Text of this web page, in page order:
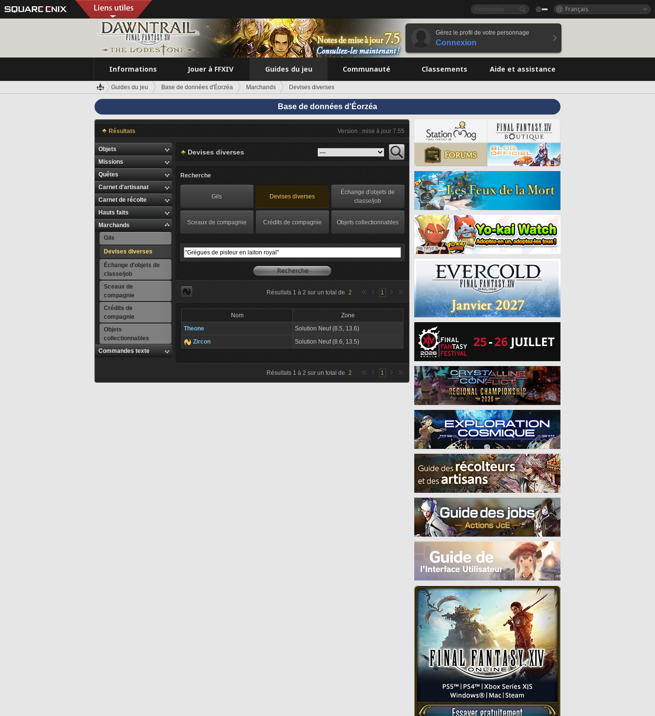
Français
Gérez le profil de votre personnage
Connexion
Informations Jouer à FFXIV Guides du jeu Communauté Classements Aide et assistance
Guides du jeu Base de données d'Éorzéa Marchands Devises diverses
Base de données d'Éorzéa
Résultats Version : mise à jour 7.55
Objets
Missions
Quêtes
Carnet d'artisanat
Carnet de récolte
Hauts faits
Marchands
Gils
Devises diverses
Échange d'objets de
classe/job
Sceaux de
compagnie
Crédits de
compagnie
Objets
collectionnables
Commandes texte
Devises diverses
Recherche
Gils Devises diverses
Échange d'objets de
classe/job
Sceaux de compagnie Crédits de compagnie Objets collectionnables
Résultats 1 à 2 sur un total de 2 1
Nom
Zone
Theone
Solution Neuf (8.5, 13.6)
Zircon
Solution Neuf (8.6, 13.5)
Résultats 1 à 2 sur un total de 2 1